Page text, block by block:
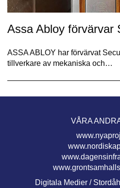
Assa Abloy förvärvar
ASSA ABLOY har förvärvat
tillverkare av mekaniska och…
VÅRA
Digitala Medier /